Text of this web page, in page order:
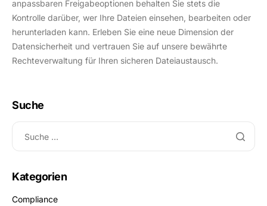
anpassbaren Freigabeoptionen behalten Sie stets die
Kontrolle darüber, wer Ihre Dateien einsehen, bearbeiten oder
herunterladen kann. Erleben Sie eine neue Dimension der
Datensicherheit und vertrauen Sie auf unsere bewährte
Rechteverwaltung für Ihren sicheren Dateiaustausch.
Suche
Kategorien
Compliance